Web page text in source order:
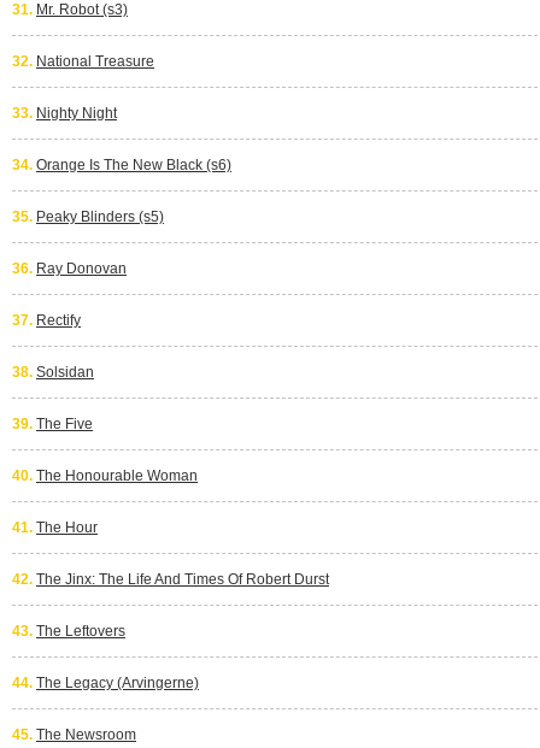
31. Mr. Robot (s3)
32. National Treasure
33. Nighty Night
34. Orange Is The New Black (s6)
35. Peaky Blinders (s5)
36. Ray Donovan
37. Rectify
38. Solsidan
39. The Five
40. The Honourable Woman
41. The Hour
42. The Jinx: The Life And Times Of Robert Durst
43. The Leftovers
44. The Legacy (Arvingerne)
45. The Newsroom